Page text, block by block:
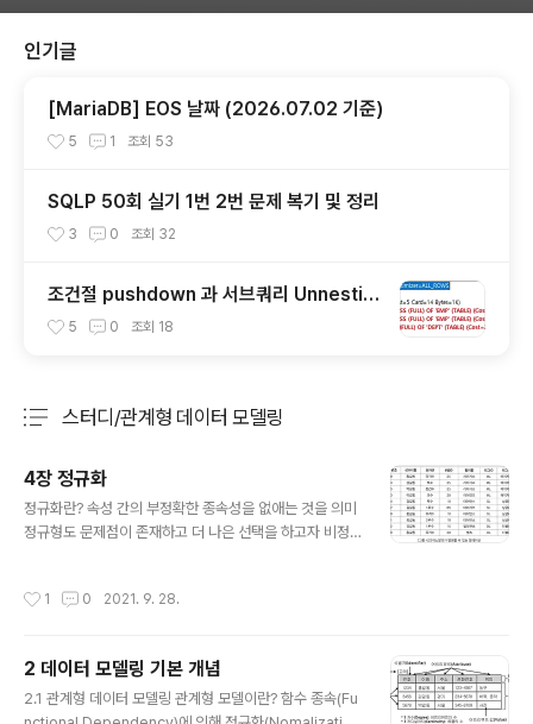
인기글
[MariaDB] EOS 날짜 (2026.07.02 기준)
5 1 조회 53
SQLP 50회 실기 1번 2번 문제 복기 및 정리
3 0 조회 32
조건절 pushdown 과 서브쿼리 Unnestin
g 5 0 조회 18
스터디/관계형 데이터 모델링
4장 정규화
정규화란? 속성 간의 부정확한 종속성을 없애는 것을 의미
정규형도 문제점이 존재하고 더 나은 선택을 하고자 비정
고 이해하기 쉽습니다. 다만 정규형은 성능차원에서 보완
하기 위함 중복데이터는 정합성에 악영향을 미치고 데이터
이상현상인 아노말리를 발생시킵니다. 중복을 완전히 제거
1 0 2021. 9. 28.
2 데이터 모델링 기본 개념
2.1 관계형 데이터 모델링 관계형 모델이란? 함수 종속(Fu